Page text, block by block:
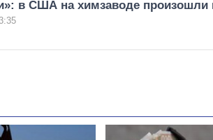
в США на химзаводе